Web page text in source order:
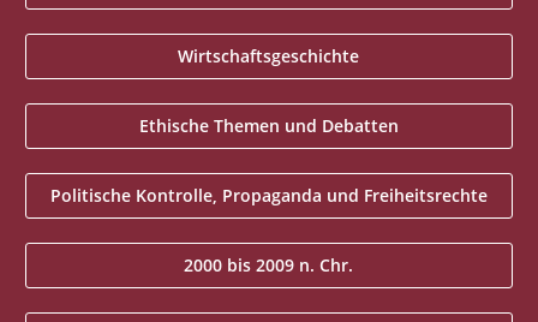
Wirtschaftsgeschichte
Ethische Themen und Debatten
Politische Kontrolle, Propaganda und Freiheitsrechte
2000 bis 2009 n. Chr.